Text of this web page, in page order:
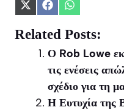
Share
X
(Twitter)
Share
Facebook
Share
WhatsApp
Related Posts:
Ο Rob Lowe
τις ενέσεις
σχέδιο για τη
Η Ευτυχία της